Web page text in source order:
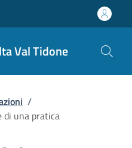
Val Tidone
/
di una pratica